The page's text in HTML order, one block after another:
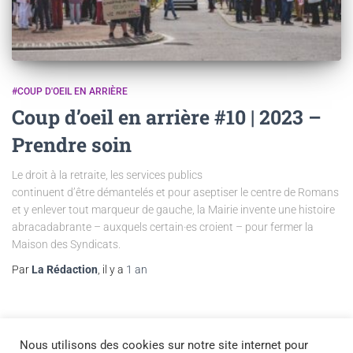
#COUP D'OEIL EN ARRIÈRE
Coup d’oeil en arrière #10 | 2023 –
Prendre soin
Le droit à la retraite, les services publics
continuent d’être démantelés et pour aseptiser le centre de Romans
et y enlever tout marqueur de gauche, la Mairie invente une histoire
abracadabrante – auxquels certain·es croient – pour fermer la
Maison des Syndicats.
Par La Rédaction , il y a 1 an
Nous utilisons des cookies sur notre site internet pour